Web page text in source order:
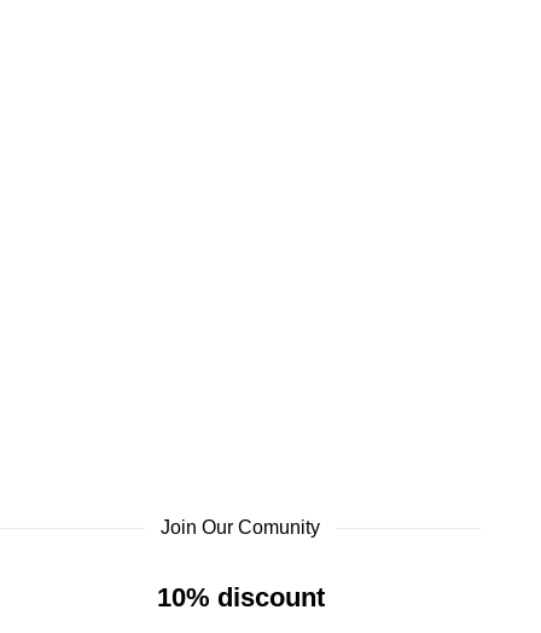
Join Our Comunity
10% discount